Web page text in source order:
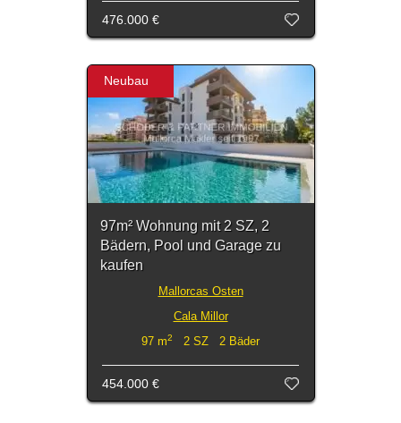
476.000 €
Neubau
97m² Wohnung mit 2 SZ, 2
Bädern, Pool und Garage zu
kaufen
Mallorcas Osten
Cala Millor
97 m2 2 SZ 2 Bäder
454.000 €